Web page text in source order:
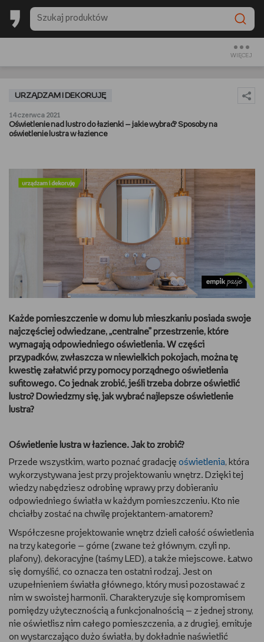
WIĘCEJ
BACK TO SCHOOL
SŁUCHAM
BACK TO SCHOOL
PREZENTOWNIKI
DBAM O URODĘ
TRENUJĘ
URZĄDZAM I DEKORUJĘ
MAM ZWIERZĘTA
PASJE DZIECKA
RYSUJĘ
PORADNIKI
WYWIADY
WSZYSTKO O LEGO
REDAKCJA
WYDARZENIA
POD PATRONATEM EMPIKU
URZĄDZAM I DEKORUJĘ
14 czerwca 2021
Oświetlenie nad lustro do łazienki — jakie wybrać? Sposoby na
oświetlenie lustra w łazience
Każde pomieszczenie w domu lub mieszkaniu posiada swoje
najczęściej odwiedzane, „centralne” przestrzenie, które
wymagają odpowiedniego oświetlenia. W części
przypadków, zwłaszcza w niewielkich pokojach, można tę
kwestię załatwić przy pomocy porządnego oświetlenia
sufitowego. Co jednak zrobić, jeśli trzeba dobrze oświetlić
lustro? Dowiedzmy się, jak wybrać najlepsze oświetlenie
lustra?
Oświetlenie lustra w łazience. Jak to zrobić?
Przede wszystkim, warto poznać gradację oświetlenia, która
wykorzystywana jest przy projektowaniu wnętrz. Dzięki tej
wiedzy nabędziesz odrobinę wprawy przy dobieraniu
odpowiedniego światła w każdym pomieszczeniu. Kto nie
chciałby zostać na chwilę projektantem-amatorem?
Współczesne projektowanie wnętrz dzieli całość oświetlenia
na trzy kategorie — górne (zwane też głównym, czyli np.
plafony), dekoracyjne (taśmy LED), a także miejscowe. Łatwo
się domyślić, co oznacza ten ostatni rodzaj. Jest on
uzupełnieniem światła głównego, który musi pozostawać z
nim w swoistej harmonii. Charakteryzuje się kompromisem
pomiędzy użytecznością a funkcjonalnością — z jednej strony,
nie oświetlisz nim całego pomieszczenia, a z drugiej, emituje
on wystarczająco dużo światła, by dokładnie naświetlić